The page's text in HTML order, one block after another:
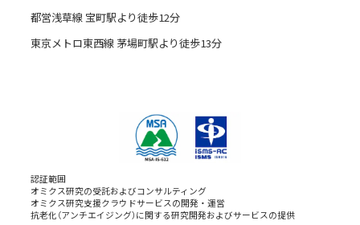
都営浅草線 宝町駅より徒歩12分
東京メトロ東西線 茅場町駅より徒歩13分
認証範囲
オミクス研究の受託およびコンサルティング
オミクス研究支援クラウドサービスの開発・運営
抗老化（アンチエイジング）に関する研究開発およびサービスの提供